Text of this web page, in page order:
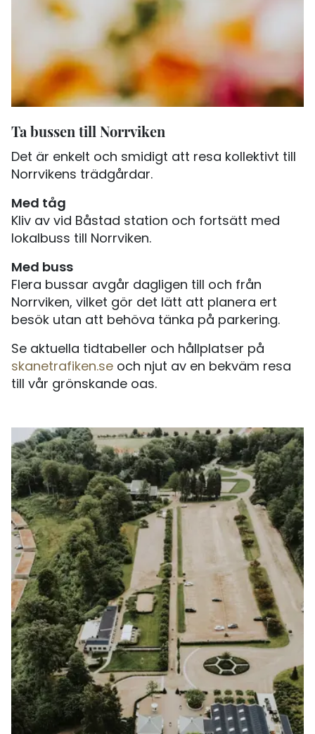
Ta bussen till Norrviken
Det är enkelt och smidigt att resa kollektivt till
Norrvikens trädgårdar.
Med tåg
Kliv av vid Båstad station och fortsätt med
lokalbuss till Norrviken.
Med buss
Flera bussar avgår dagligen till och från
Norrviken, vilket gör det lätt att planera ert
besök utan att behöva tänka på parkering.
Se aktuella tidtabeller och hållplatser på
skanetrafiken.se och njut av en bekväm resa
till vår grönskande oas.